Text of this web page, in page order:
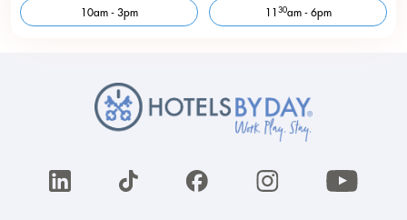
10am - 3pm 1130am - 6pm